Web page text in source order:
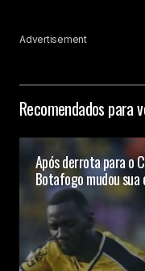
Advertisement
Recomendados para
Após derrota para o
Botafogo mudou sua